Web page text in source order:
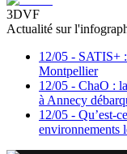
3DVF
Actualité sur
12/05 - SATIS+
Montpellier
12/05 - ChaO :
à Annecy
12/05 - Qu’est-
environnements